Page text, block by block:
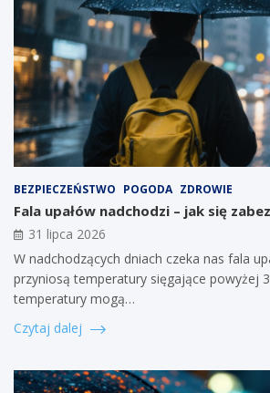
BEZPIECZEŃSTWO POGODA ZDROWIE
Fala upałów nadchodzi – jak się
31 lipca 2026
W nadchodzących dniach czeka nas fala
przyniosą temperatury sięgające powyżej
temperatury mogą…
Czytaj dalej